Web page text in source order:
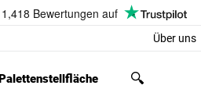
Über uns
Palettenstellfläche